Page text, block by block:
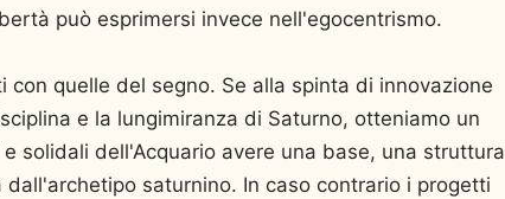
può esprimersi invece nell'egocentrismo.
quelle del segno. Se alla spinta di innovazione
e la lungimiranza di Saturno, otteniamo un
solidali dell'Acquario avere una base, una struttura
saturnino. In caso contrario i progetti